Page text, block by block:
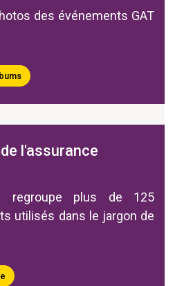
des événements GAT
l'assurance
regroupe plus de 125
utilisés dans le jargon de